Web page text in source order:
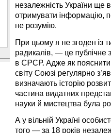
незалежність України ще
отримувати інформацію,
не розумію.
При цьому я не згоден із
радикалів, — це публічне
в СРСР. Адже як пояснити
світу Союзі регулярно
визначають історію
частина видатних
науки й мистецтва була
А у вільній Україні
того — за 18 років